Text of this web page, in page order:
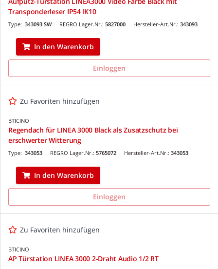
Transponderleser IP54 IK10
REGRO Lager.Nr.: 5827000
Type: 343093 SW Hersteller-Art.Nr.: 343093
In den Warenkorb
Einloggen
Zu Favoriten hinzufügen
BTICINO
Regendach für LINEA 3000 Black als Zusatzschutz bei
erschwerter Witterung
REGRO Lager.Nr.: 5765072
Type: 343053 Hersteller-Art.Nr.: 343053
In den Warenkorb
Einloggen
Zu Favoriten hinzufügen
BTICINO
AP Türstation LINEA 3000 2-Draht Audio 1/2 RT